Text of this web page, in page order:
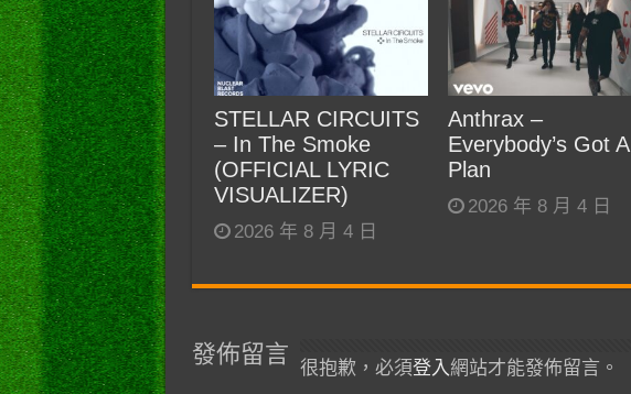
STELLAR CIRCUITS
– In The Smoke
(OFFICIAL LYRIC
VISUALIZER)
2026 年 8 月 4 日
Anthrax –
Everybody’s Got A
Plan
2026 年 8 月 4 日
發佈留言
很抱歉，必須登入網站才能發佈留言。